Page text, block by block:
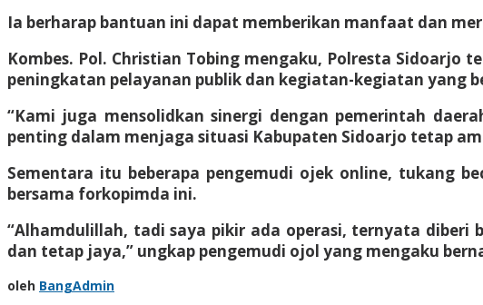
Ia berharap bantuan ini dapat memberikan manfaat dan
Kombes. Pol. Christian Tobing mengaku, Polresta
peningkatan pelayanan publik dan kegiatan-kegiatan yang
“Kami juga mensolidkan sinergi dengan pemerintah
penting dalam menjaga situasi Kabupaten Sidoarjo tetap
Sementara itu beberapa pengemudi ojek online, tukang
bersama forkopimda ini.
“Alhamdulillah, tadi saya pikir ada operasi, ternyata diberi
dan tetap jaya,” ungkap pengemudi ojol yang mengaku
oleh BangAdmin